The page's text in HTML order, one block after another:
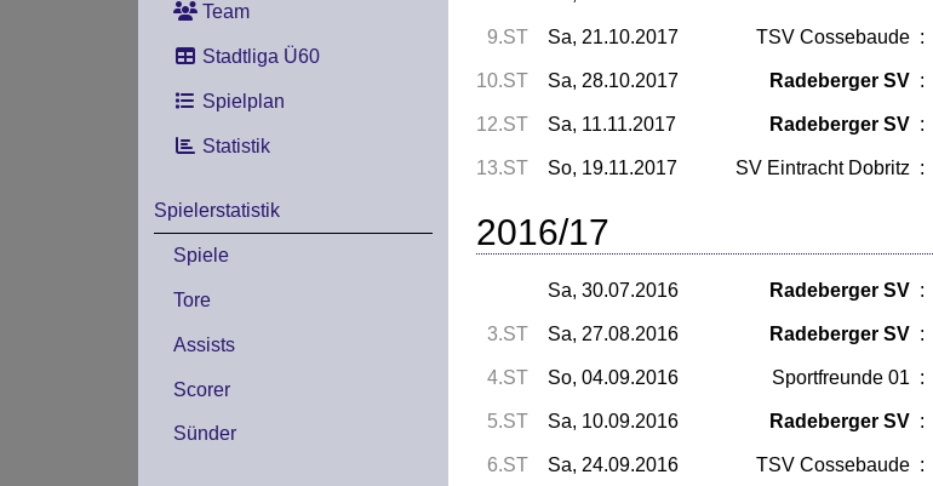
Team
Stadtliga Ü60
Spielplan
Statistik
Spielerstatistik
Spiele
Tore
Assists
Scorer
Sünder
9.ST Sa, 21.10.2017 TSV Cossebaude :
10.ST Sa, 28.10.2017 Radeberger SV :
12.ST Sa, 11.11.2017 Radeberger SV :
13.ST So, 19.11.2017 SV Eintracht Dobritz :
2016/17
Sa, 30.07.2016 Radeberger SV :
3.ST Sa, 27.08.2016 Radeberger SV :
4.ST So, 04.09.2016 Sportfreunde 01 :
5.ST Sa, 10.09.2016 Radeberger SV :
6.ST Sa, 24.09.2016 TSV Cossebaude :